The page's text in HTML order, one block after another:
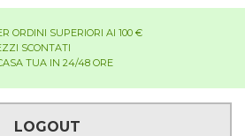
ORDINI SUPERIORI AI 100 €
SCONTATI
TUA IN 24/48 ORE
LOGOUT